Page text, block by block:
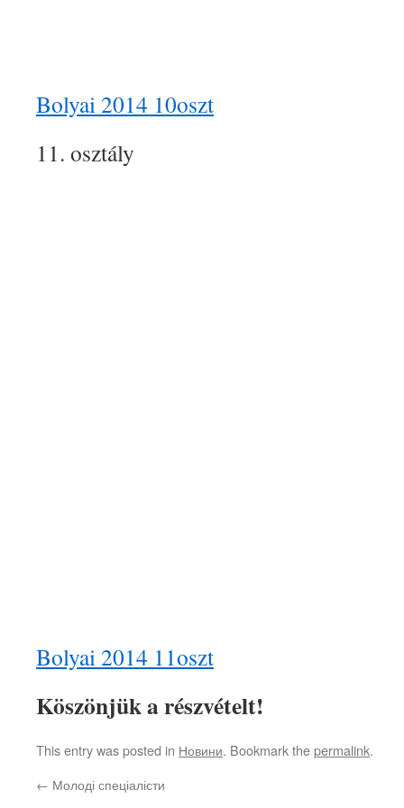
Bolyai 2014 10oszt
11. osztály
Bolyai 2014 11oszt
Köszönjük a részvételt!
This entry was posted in Новини. Bookmark thepermalink.
← Молоді спеціалісти